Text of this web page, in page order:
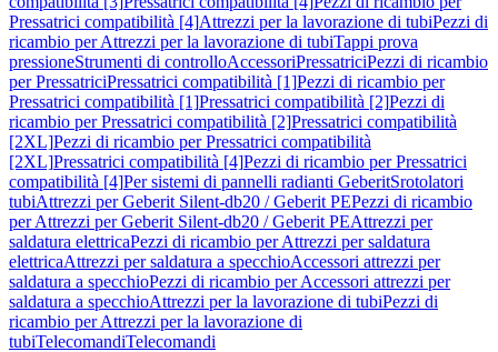
Pressatrici compatibilità [4]Attrezzi per la lavorazione di tubiPezzi di
ricambio per Attrezzi per la lavorazione di tubiTappi prova
pressioneStrumenti di controlloAccessoriPressatriciPezzi di ricambio
per PressatriciPressatrici compatibilità [1]Pezzi di ricambio per
Pressatrici compatibilità [1]Pressatrici compatibilità [2]Pezzi di
ricambio per Pressatrici compatibilità [2]Pressatrici compatibilità
[2XL]Pezzi di ricambio per Pressatrici compatibilità
[2XL]Pressatrici compatibilità [4]Pezzi di ricambio per Pressatrici
compatibilità [4]Per sistemi di pannelli radianti GeberitSrotolatori
tubiAttrezzi per Geberit Silent-db20 / Geberit PEPezzi di ricambio
per Attrezzi per Geberit Silent-db20 / Geberit PEAttrezzi per
saldatura elettricaPezzi di ricambio per Attrezzi per saldatura
elettricaAttrezzi per saldatura a specchioAccessori attrezzi per
saldatura a specchioPezzi di ricambio per Accessori attrezzi per
saldatura a specchioAttrezzi per la lavorazione di tubiPezzi di
ricambio per Attrezzi per la lavorazione di
tubiTelecomandiTelecomandi